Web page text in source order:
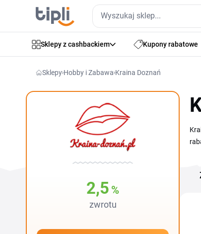
Sklepy z cashbackiem Kupony rabatowe
Sklepy Hobby i Zabawa Kraina Doznań
2,5 %
zwrotu